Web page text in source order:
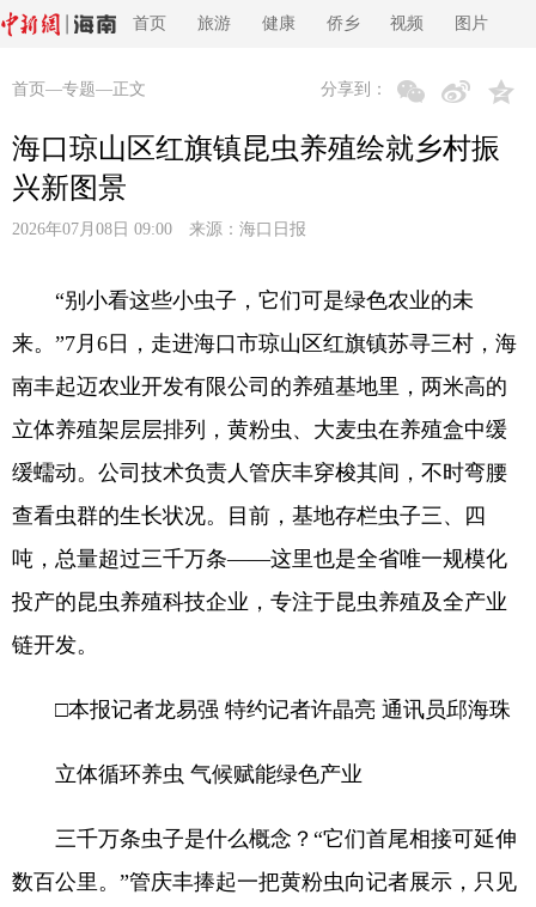
首页 旅游 健康 侨乡 视频 图片
首页 —专题—正文 分享到：
海口琼山区红旗镇昆虫养殖绘就乡村振
兴新图景
2026年07月08日 09:00 来源： 海口日报
“别小看这些小虫子，它们可是绿色农业的未
来。”7月6日，走进海口市琼山区红旗镇苏寻三村，海
南丰起迈农业开发有限公司的养殖基地里，两米高的
立体养殖架层层排列，黄粉虫、大麦虫在养殖盒中缓
缓蠕动。公司技术负责人管庆丰穿梭其间，不时弯腰
查看虫群的生长状况。目前，基地存栏虫子三、四
吨，总量超过三千万条——这里也是全省唯一规模化
投产的昆虫养殖科技企业，专注于昆虫养殖及全产业
链开发。
□本报记者龙易强 特约记者许晶亮 通讯员邱海珠
立体循环养虫 气候赋能绿色产业
三千万条虫子是什么概念？“它们首尾相接可延伸
数百公里。”管庆丰捧起一把黄粉虫向记者展示，只见